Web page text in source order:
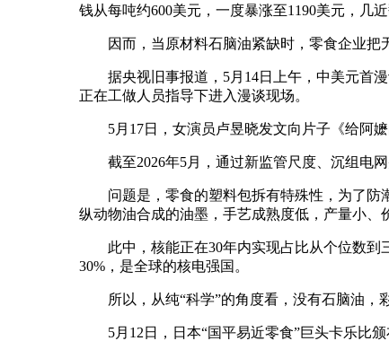
钱从每吨约600美元，一度暴涨至1190美元，几近
因而，当原材料石脑油紧缺时，零食企业把
据央视旧事报道，5月14日上午，中美元首漫
正在工做人员指导下进入漫谈现场。
5月17日，女演员卢昱晓发文向片子《给阿嬷
截至2026年5月，通过新监管尺度、沉组电网
问题是，零食的塑料包拆有特殊性，为了防
纵动物油合成的油墨，手艺成熟度低，产量小、
此中，核能正在30年内实现占比从个位数到三
30%，是全球的核电强国。
所以，从纯“科学”的角度看，没有石脑油，彩
5月12日，日本“国平易近零食”巨头卡乐比颁